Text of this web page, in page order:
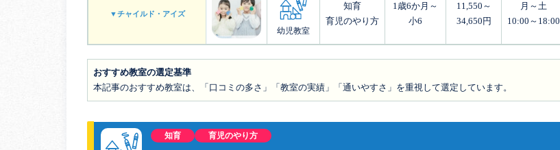
▼チャイルド・アイズ
幼児教室
知育
育児のやり方
1歳6か月～
小6
11,550～
34,650円
月～土
10:00～18:00
おすすめ教室の選定基準
本記事のおすすめ教室は、「口コミの多さ」「教室の実績」「通いやすさ」を重視して選定しています。
知育 育児のやり方